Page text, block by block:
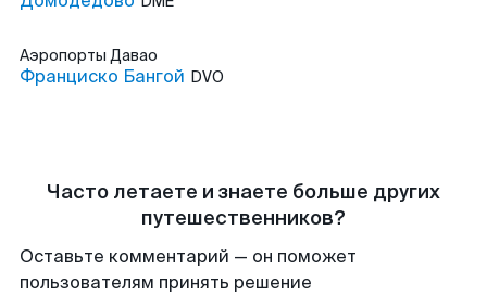
Аэропорты Давао
Франциско Бангой DVO
Часто летаете и знаете больше других
путешественников?
Оставьте комментарий — он поможет
пользователям принять решение